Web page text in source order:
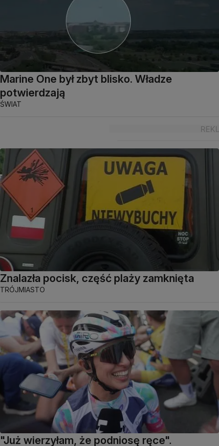
Marine One był zbyt blisko. Władze
potwierdzają
ŚWIAT
Znalazła pocisk, część plaży zamknięta
TRÓJMIASTO
"Już wierzyłam, że podniosę ręce".